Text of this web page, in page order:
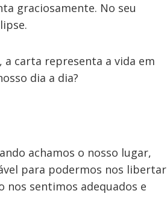
graciosamente. No seu
a carta representa a vida em
dia a dia?
achamos o nosso lugar,
para podermos nos libertar
nos sentimos adequados e